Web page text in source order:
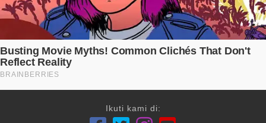
Ikuti kami di: